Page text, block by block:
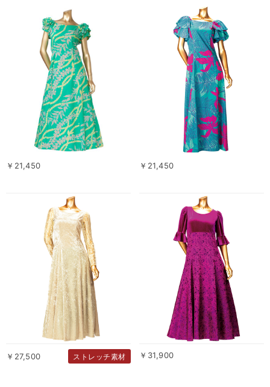
￥21,450 ￥21,450
￥27,500 ストレッチ素材 ￥31,900